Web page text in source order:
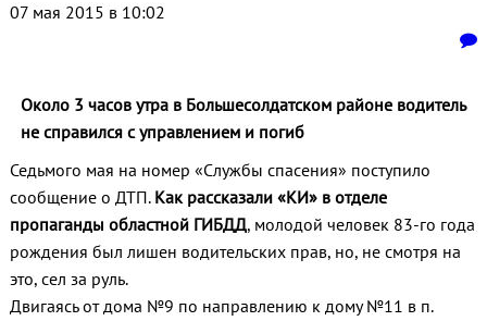
07 мая 2015 в 10:02
Около 3 часов утра в Большесолдатском районе водитель
не справился с управлением и погиб
Седьмого мая на номер «Службы спасения» поступило
сообщение о ДТП. Как рассказали «КИ» в отделе
пропаганды областной ГИБДД, молодой человек 83-го года
рождения был лишен водительских прав, но, не смотря на
это, сел за руль.
Двигаясь от дома №9 по направлению к дому №11 в п.